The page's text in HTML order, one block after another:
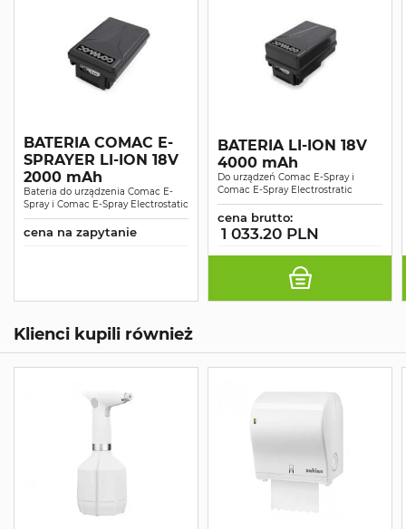
BATERIA COMAC E-
SPRAYER LI-ION 18V
2000 mAh
Bateria do urządzenia Comac E-
Spray i Comac E-Spray Electrostatic
cena na zapytanie
BATERIA LI-ION 18V
4000 mAh
Do urządzeń Comac E-Spray i
Comac E-Spray Electrostratic
cena brutto:
1 033.20 PLN
Klienci kupili również